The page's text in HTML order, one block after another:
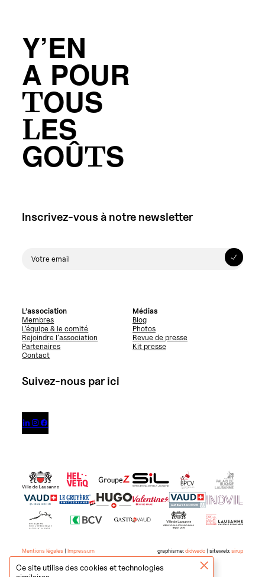
Ce site utilise des cookies et technologies
Y’EN
A POUR
TOUS
LES
GOÛTS
Inscrivez-vous à notre newsletter
L’association
Membres
L’équipe & le comité
Rejoindre l’association
Partenaires
Contact
Médias
Blog
Photos
Revue de presse
Kit presse
Suivez-nous par ici
  
Mentions légales Impressum graphisme:didwedo| siteweb:sirup